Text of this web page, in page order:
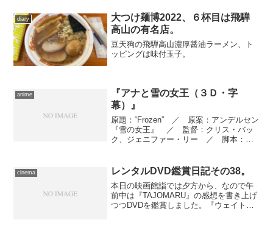
diary
大つけ麺博2022、６杯目は飛騨
高山の有名店。
豆天狗の飛騨高山濃厚醤油ラーメン、ト
ッピングは味付玉子。
anime
『アナと雪の女王（３Ｄ・字
幕）』
原題：“Frozen” ／ 原案：アンデルセン
『雪の女王』 ／ 監督：クリス・バッ
ク、ジェニファー・リー ／ 脚本：ジ
揮：ジョン・ラセター ／ リード２Ｄ
アニメーター：マー...
cinema レンタルDVD鑑賞日記その38。
本日の映画館詣では夕方から、なので午
前中は『TAJOMARU』の感想を書き上げ
つつDVDを鑑賞しました。『ウェイトレ